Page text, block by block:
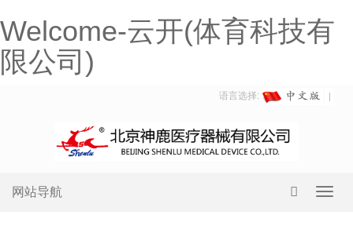
Welcome-云开(体育科技有
限公司)
语言选择:
网站导航